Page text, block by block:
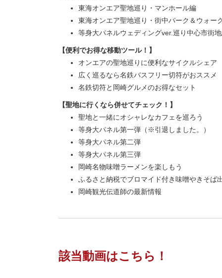
東海オンエア聖地巡り・マンホール編
東海オンエア聖地巡り・街中パーク＆ウォー
等身大パネルウェディングver.巡り中心市街
【便利でお得な移動ツール！】
オンエアの聖地巡りに便利なサイクルシェア
広く巡るなら名鉄バスフリー切符がおススメ
名鉄切符と岡崎グルメのお得なセット
【聖地に行くなら併せてチェック！】
聖地と一緒にオシャレなカフェを巡ろう
等身大パネル第一弾（※引退しました。）
等身大パネル第二弾
等身大パネル第三弾
岡崎名物味噌ラーメンを楽しもう
ふるさと納税でブロマイド付き味噌やきそば
岡崎観光伝道師の最新情報
該当動画はこちら！